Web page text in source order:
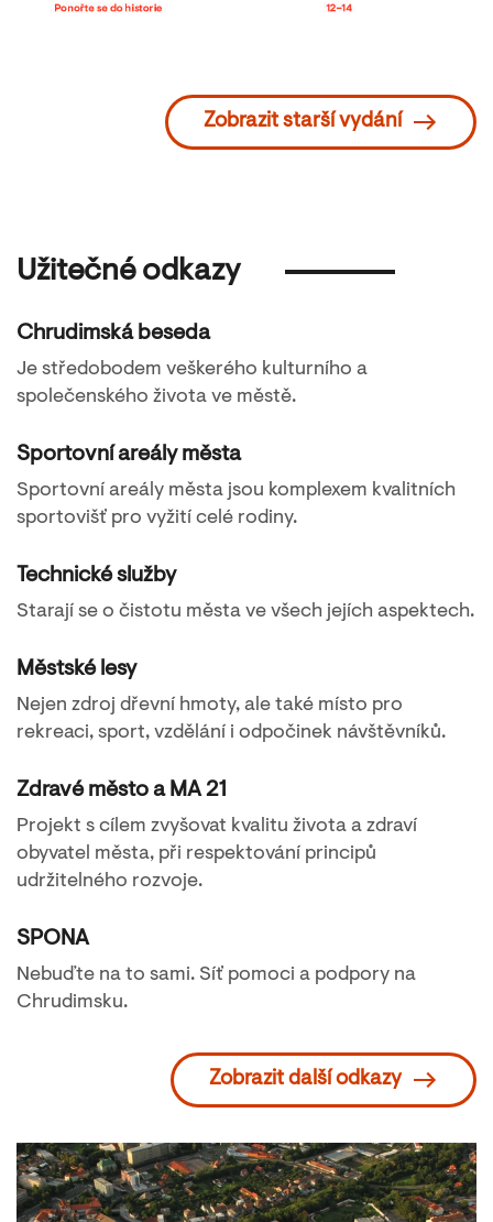
Zobrazit starší vydání
Užitečné odkazy
Chrudimská beseda
Je středobodem veškerého kulturního a
společenského života ve městě.
Sportovní areály města
Sportovní areály města jsou komplexem kvalitních
sportovišť pro vyžití celé rodiny.
Technické služby
Starají se o čistotu města ve všech jejích aspektech.
Městské lesy
Nejen zdroj dřevní hmoty, ale také místo pro
rekreaci, sport, vzdělání i odpočinek návštěvníků.
Zdravé město a MA 21
Projekt s cílem zvyšovat kvalitu života a zdraví
obyvatel města, při respektování principů
udržitelného rozvoje.
SPONA
Nebuďte na to sami. Síť pomoci a podpory na
Chrudimsku.
Zobrazit další odkazy